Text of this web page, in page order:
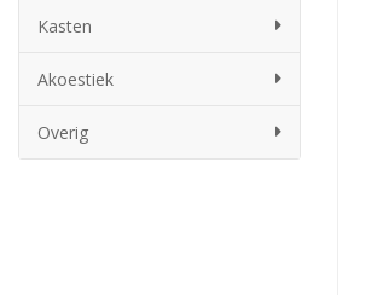
Kasten
Akoestiek
Overig